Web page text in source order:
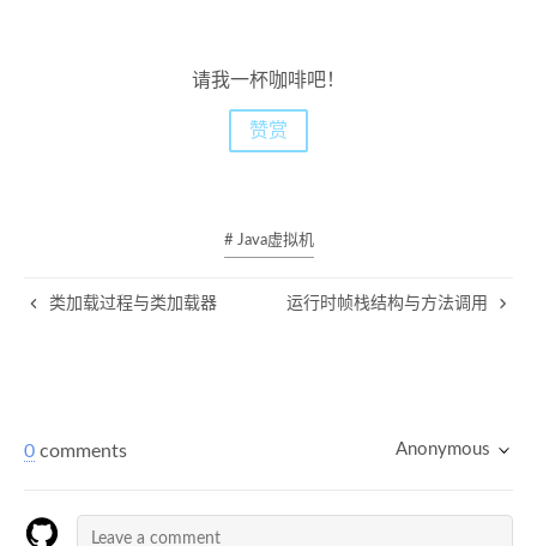
请我一杯咖啡吧！
赞赏
# Java虚拟机
类加载过程与类加载器 运行时帧栈结构与方法调用
0 comments Anonymous